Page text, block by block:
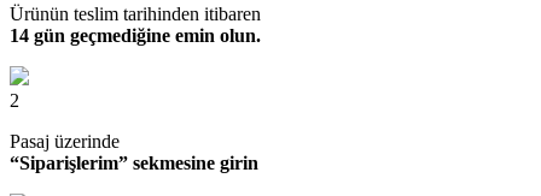
Ürünün teslim tarihinden itibaren
14 gün geçmediğine emin olun.
2
Pasaj üzerinde
“Siparişlerim” sekmesine girin